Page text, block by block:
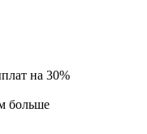
на 30%
больше